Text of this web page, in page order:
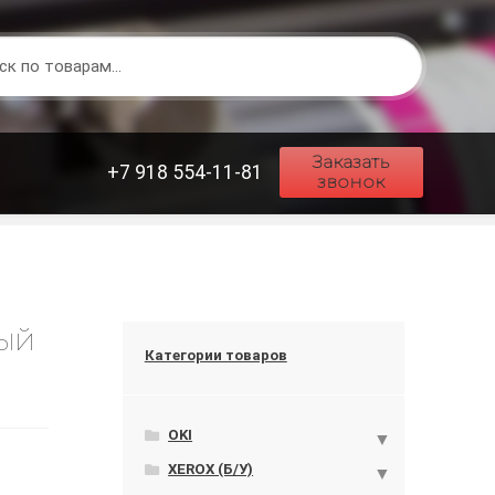
+7 918 554-11-81
Заказать
звонок
Категории товаров
OKI
XEROX (Б/У)